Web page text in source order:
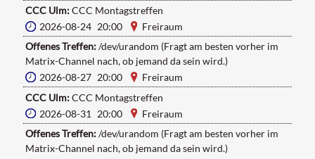
CCC Ulm:CCC Montagstreffen
2026-08-24 20:00
Freiraum
Offenes Treffen:/dev/urandom (Fragt am besten vorher im
Matrix-Channel nach, ob jemand da sein wird.)
2026-08-27 20:00
Freiraum
CCC Ulm:CCC Montagstreffen
2026-08-31 20:00
Freiraum
Offenes Treffen:/dev/urandom (Fragt am besten vorher im
Matrix-Channel nach, ob jemand da sein wird.)